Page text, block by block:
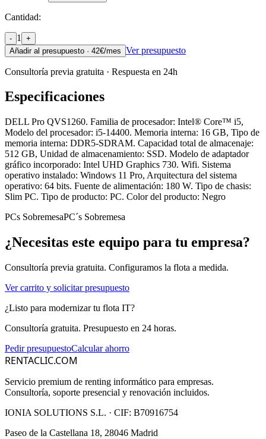
Cantidad:
- 1
+
Añadir al presupuesto · 42€/mes Ver presupuesto
Consultoría previa gratuita · Respuesta en 24h
Especificaciones
DELL Pro QVS1260. Familia de procesador: Intel® Core™ i5,
Modelo del procesador: i5-14400. Memoria interna: 16 GB, Tipo de
memoria interna: DDR5-SDRAM. Capacidad total de almacenaje:
512 GB, Unidad de almacenamiento: SSD. Modelo de adaptador
gráfico incorporado: Intel UHD Graphics 730. Wifi. Sistema
operativo instalado: Windows 11 Pro, Arquitectura del sistema
operativo: 64 bits. Fuente de alimentación: 180 W. Tipo de chasis:
Slim PC. Tipo de producto: PC. Color del producto: Negro
PCs SobremesaPC´s Sobremesa
¿Necesitas este equipo para tu empresa?
Consultoría previa gratuita. Configuramos la flota a medida.
Ver carrito y solicitar presupuesto
¿Listo para modernizar tu flota IT?
Consultoría gratuita. Presupuesto en 24 horas.
Pedir presupuestoCalcular ahorro
RENTACLIC.COM
Servicio premium de renting informático para empresas.
Consultoría, soporte presencial y renovación incluidos.
IONIA SOLUTIONS S.L. · CIF: B70916754
Paseo de la Castellana 18, 28046 Madrid